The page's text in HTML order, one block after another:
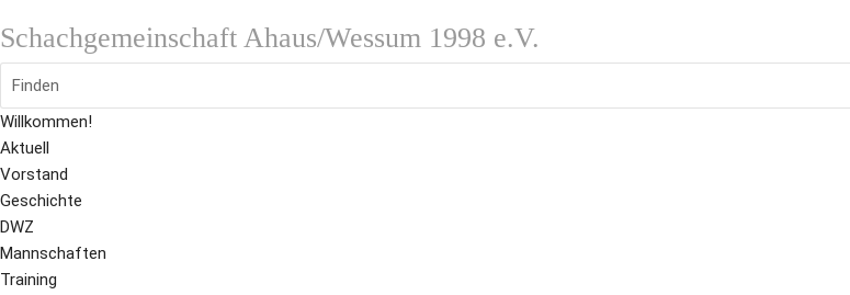
Schachgemeinschaft Ahaus/Wessum 1998 e.V.
Finden
Willkommen!
Aktuell
Vorstand
Geschichte
DWZ
Mannschaften
Training